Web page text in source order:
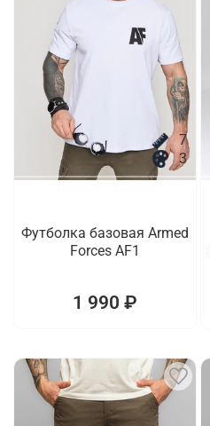
7
3
Футболка базовая Armed
Forces AF1
1 990 ₽